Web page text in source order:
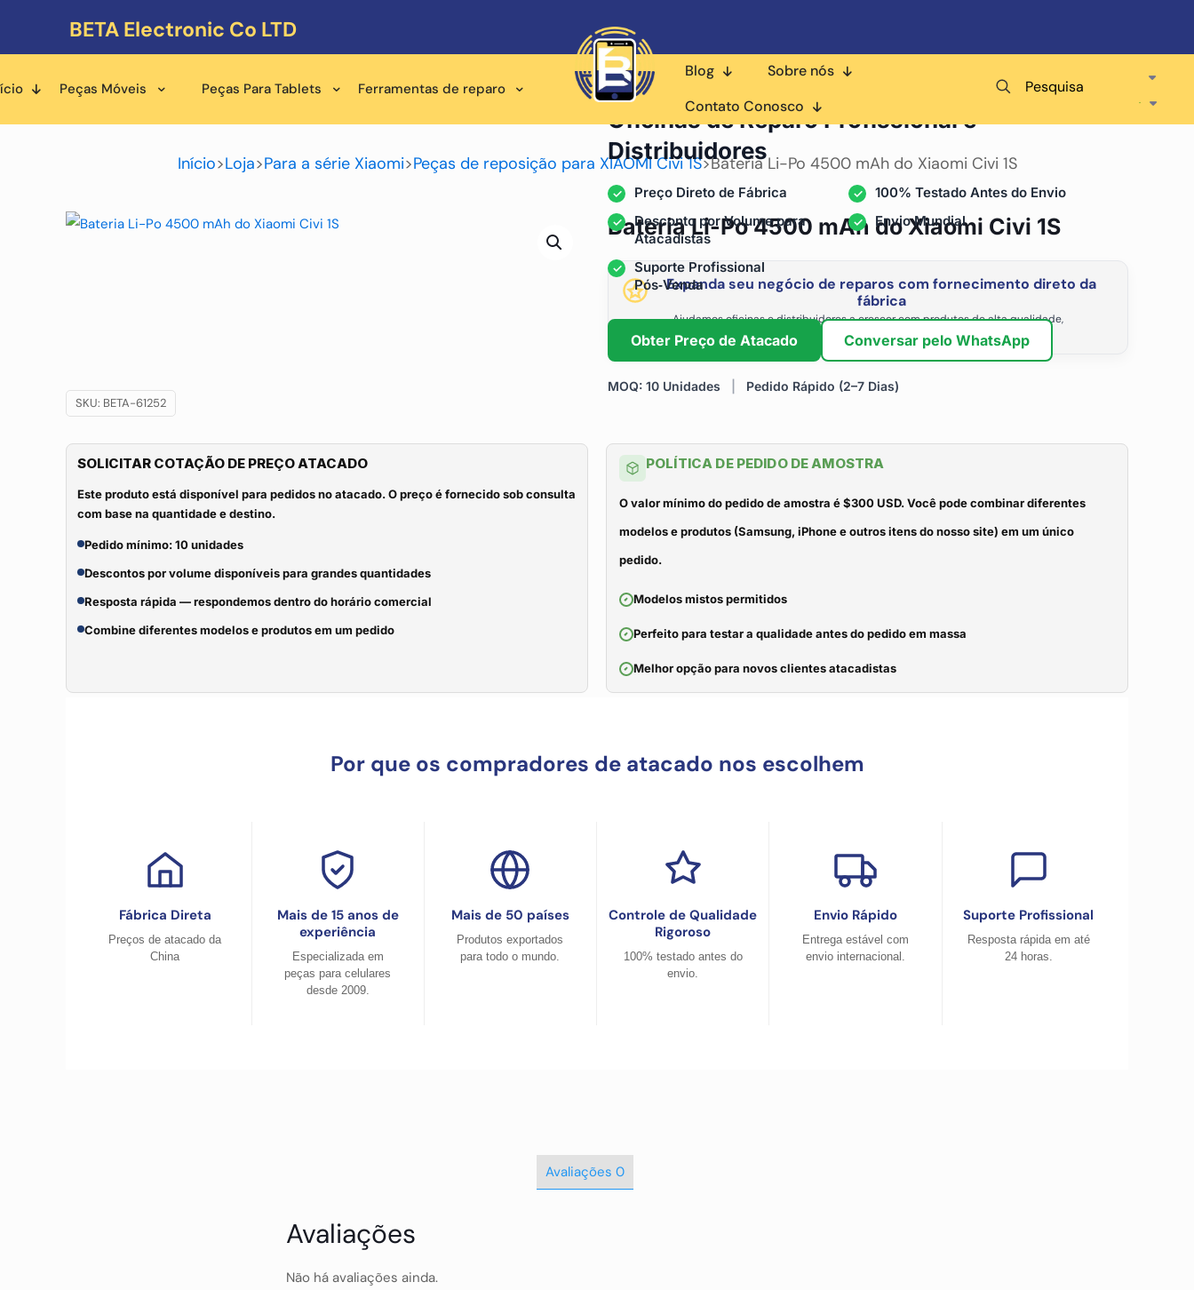
BETA Electronic Co LTD
Peças Móveis Peças Para Tablets Ferramentas de reparo
Blog
Sobre nós
Contato Conosco
Pesquisa
Início>Loja>Para a série Xiaomi>Peças de reposição para XIAOMI Civi 1S>Bateria Li-Po 4500 mAh do Xiaomi Civi 1S
Bateria Li-Po 4500 mAh do Xiaomi Civi 1S
Expanda seu negócio de reparos com fornecimento direto da
fábrica
Ajudamos oficinas e distribuidores a crescer com produtos de alta qualidade,
fornecimento estável e os preços de atacado mais competitivos.
SKU: BETA-61252
Fornecedor Atacadista para
Oficinas de Reparo Profissional e
Distribuidores
Preço Direto de Fábrica
100% Testado Antes do Envio
Desconto por Volume para
Atacadistas
Envio Mundial
Suporte Profissional
Pós‑Venda
Obter Preço de Atacado Conversar pelo WhatsApp
MOQ: 10 Unidades Pedido Rápido (2–7 Dias)
SOLICITAR COTAÇÃO DE PREÇO ATACADO
Este produto está disponível para pedidos no atacado. O preço é fornecido sob consulta
com base na quantidade e destino.
Pedido mínimo: 10 unidades
Descontos por volume disponíveis para grandes quantidades
Resposta rápida — respondemos dentro do horário comercial
Combine diferentes modelos e produtos em um pedido
POLÍTICA DE PEDIDO DE AMOSTRA
O valor mínimo do pedido de amostra é $300 USD. Você pode combinar diferentes
modelos e produtos (Samsung, iPhone e outros itens do nosso site) em um único
pedido.
Modelos mistos permitidos
Perfeito para testar a qualidade antes do pedido em massa
Melhor opção para novos clientes atacadistas
Por que os compradores de atacado nos escolhem
Fábrica Direta
Preços de atacado da
China
Mais de 15 anos de
experiência
Especializada em
peças para celulares
desde 2009.
Mais de 50 países
Produtos exportados
para todo o mundo.
Controle de Qualidade
Rigoroso
100% testado antes do
envio.
Envio Rápido
Entrega estável com
envio internacional.
Suporte Profissional
Resposta rápida em até
24 horas.
Avaliações 0
Avaliações
Não há avaliações ainda.